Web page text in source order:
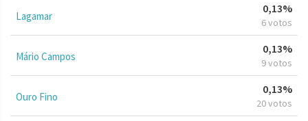
Lagamar
0,13%
6 votos
Mário Campos
0,13%
9 votos
Ouro Fino
0,13%
20 votos